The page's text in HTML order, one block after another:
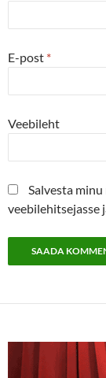
E-post *
Veebileht
Salvesta
veebilehitsejasse